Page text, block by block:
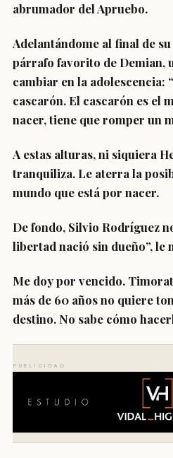
abrumador del Apruebo.
Adelantándome al final de
párrafo favorito de Demian,
cambiar en la adolescencia:
cascarón. El cascarón es el
nacer, tiene que romper un
A estas alturas, ni siquiera
tranquiliza. Le aterra la
mundo que está por nacer.
De fondo, Silvio Rodríguez
libertad nació sin dueño”, le
Me doy por vencido.
más de 60 años no quiere
destino. No sabe cómo
PUBLICIDAD